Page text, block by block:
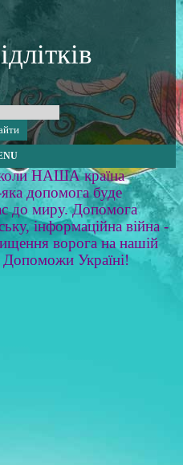
НАША країна
допомога буде
до миру. Допомога
інформаційна війна -
ворога на нашій
Україні!